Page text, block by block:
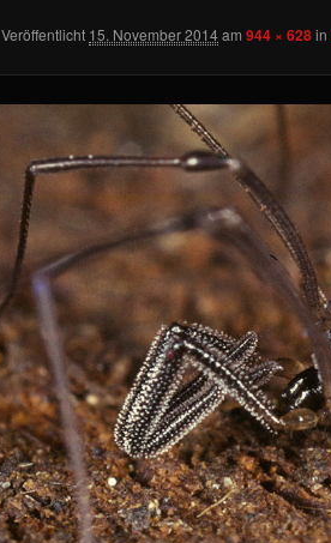
springen
Veröffentlicht 15. November 2014am 944 × 628in